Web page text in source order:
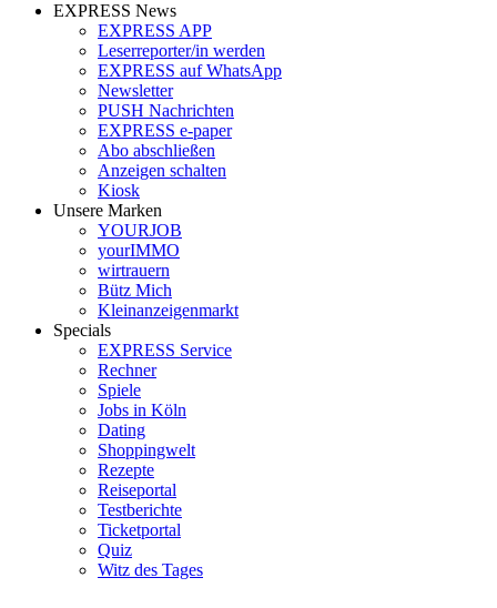
EXPRESS News
EXPRESS APP
Leserreporter/in werden
EXPRESS auf WhatsApp
Newsletter
PUSH Nachrichten
EXPRESS e-paper
Abo abschließen
Anzeigen schalten
Kiosk
Unsere Marken
YOURJOB
yourIMMO
wirtrauern
Bütz Mich
Kleinanzeigenmarkt
Specials
EXPRESS Service
Rechner
Spiele
Jobs in Köln
Dating
Shoppingwelt
Rezepte
Reiseportal
Testberichte
Ticketportal
Quiz
Witz des Tages